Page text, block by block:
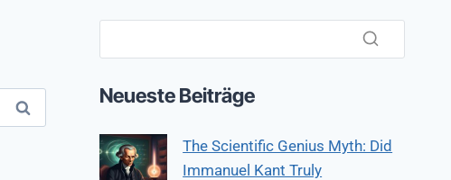
Neueste Beiträge
The Scientific Genius Myth: Did
Immanuel Kant Truly